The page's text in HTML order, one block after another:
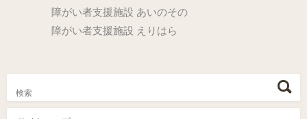
障がい者支援施設 あいのその
障がい者支援施設 えりはら